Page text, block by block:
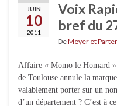
JUIN
10
2011
Voix
bref du
DeMeyer et
Affaire « Momo le Homard »
de Toulouse annule la
valablement porter sur un
d’un département ? C’est à